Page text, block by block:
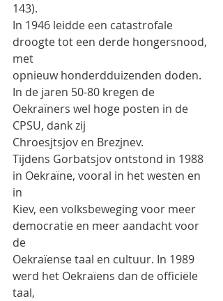
143).
In 1946 leidde een catastrofale
droogte tot een derde hongersnood,
met
opnieuw honderdduizenden doden.
In de jaren 50-80 kregen de
Oekraïners wel hoge posten in de
CPSU, dank zij
Chroesjtsjov en Brezjnev.
Tijdens Gorbatsjov ontstond in 1988
in Oekraïne, vooral in het westen en
in
Kiev, een volksbeweging voor meer
democratie en meer aandacht voor
de
Oekraïense taal en cultuur. In 1989
werd het Oekraïens dan de officiële
taal,